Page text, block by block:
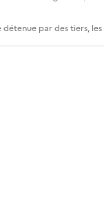
par des tiers,